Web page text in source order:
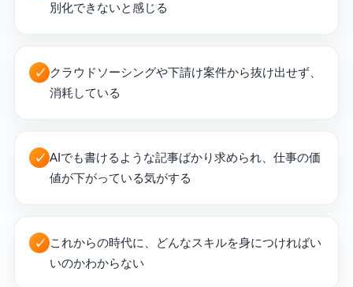
別化できないと感じる
✓ クラウドソーシングや下請け案件から抜け出せず、
消耗している
✓ AIでも書けるような記事ばかり求められ、仕事の価
値が下がっている気がする
✓ これからの時代に、どんなスキルを身につければい
いのかわからない